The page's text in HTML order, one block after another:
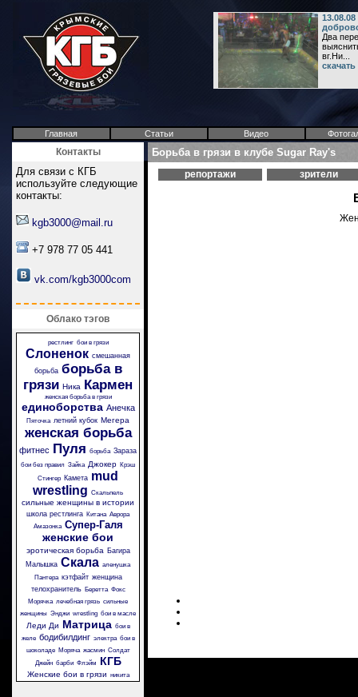
Два
вг.Ни...
Главная Статьи Видео
Контакты
Для связи с КГБ
используйте следующие
контакты:
kgb3000@mail.ru
+7 978 77 05 441
vk.com/kgb3000com
Облако тэгов
рестлинг бои в грязи
Слоненок смешанная
борьба борьба в
грязи Ника Кармен
женская борьба в грязи
единоборства Анечка
Пяточка летний кубок Мегера
женская борьба
фитнес Пуля борьба Зараза
бои без правил Зайка Джокер Крэш
Стингер Камета mud
wrestling Скальпель
сильные женщины в истории
школа рестлинга Китана Аврора
Амазонка Супер-Галя
женские бои
эротическая борьба Багира
Малышка Скала аленушка
Пантера кэтфайт женщина
телохранитель
Беретта Фокс
Морячка лечебная грязь сильные
женщины Энджи wrestling бои в масле
Леди Ди Матрица бои в
желе бодибилдинг электра бои в
шоколаде
Моряча жасмин Солдат
Джейн барби Флэйм КГБ
Женские бои в грязи никита
Борьба в грязи в клубе Sugar Ray's
репортажи зрители